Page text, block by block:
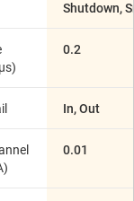
Shutdown,
0.2
In, Out
0.01